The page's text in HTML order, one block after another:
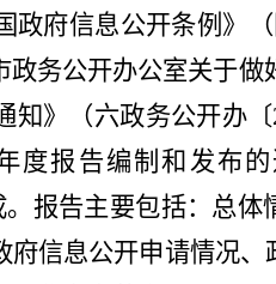
政府信息公开条例》
政务公开办公室关于做
知》（六政务公开办〔
度报告编制和发布
报告主要包括：总体
信息公开申请情况、